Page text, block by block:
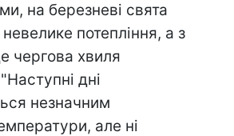
на березневі свята
потепління, а з
чергова хвиля
дні
незначним
але ні